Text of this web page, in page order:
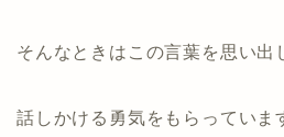
そんなときはこの言葉を思い出
話しかける勇気をもらっていま